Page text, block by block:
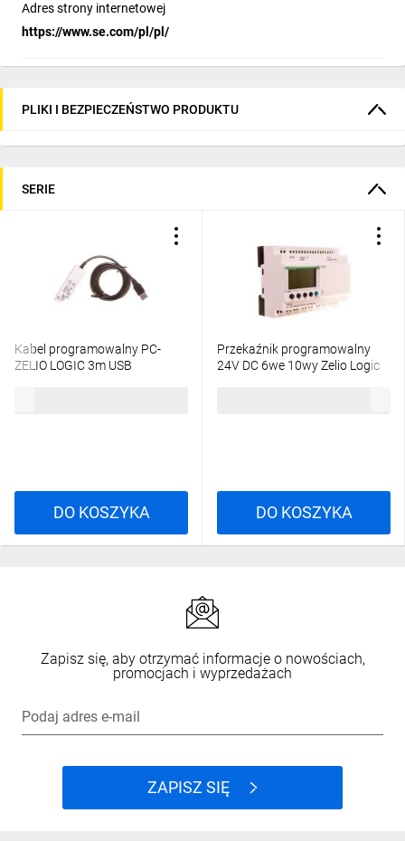
Adres strony internetowej
https://www.se.com/pl/pl/
PLIKI I BEZPIECZEŃSTWO PRODUKTU
SERIE
Kabel programowalny PC-
ZELIO LOGIC 3m USB
DO KOSZYKA
Przekaźnik programowalny
24V DC 6we 10wy Zelio Logic
DO KOSZYKA
Zapisz się, aby otrzymać informacje o nowościach,
promocjach i wyprzedażach
Podaj adres e-mail
ZAPISZ SIĘ